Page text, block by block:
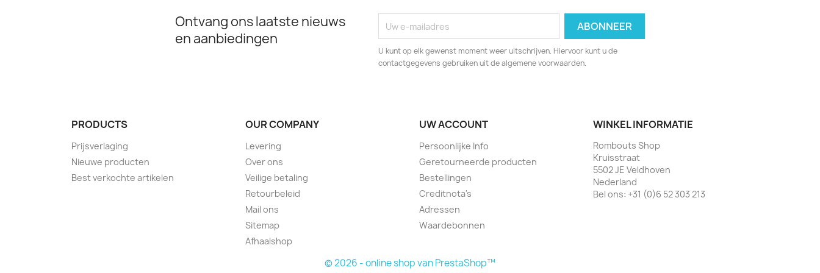
Ontvang ons laatste nieuws
en aanbiedingen
U kunt op elk gewenst moment weer uitschrijven. Hiervoor kunt u de
contactgegevens gebruiken uit de algemene voorwaarden.
PRODUCTS
Prijsverlaging
Nieuwe producten
Best verkochte artikelen
OUR COMPANY
Levering
Over ons
Veilige betaling
Retourbeleid
Mail ons
Sitemap
Afhaalshop
UW ACCOUNT
Persoonlijke Info
Geretourneerde producten
Bestellingen
Creditnota's
Adressen
Waardebonnen
WINKEL INFORMATIE
Rombouts Shop
Kruisstraat
5502 JE Veldhoven
Nederland
Bel ons: +31 (0)6 52 303 213
© 2026 - online shop van PrestaShop™